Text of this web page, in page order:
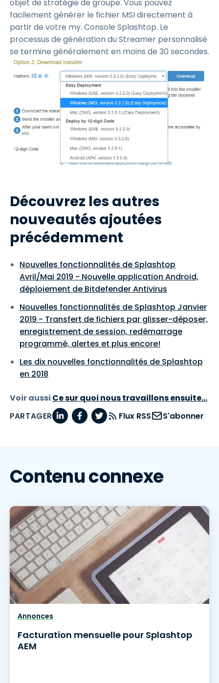
objet de stratégie de groupe. Vous pouvez
facilement générer le fichier MSI directement à
partir de votre my. Console Splashtop. Le
processus de génération du Streamer personnalisé
se termine généralement en moins de 30 secondes.
Découvrez les autres
nouveautés ajoutées
précédemment
Nouvelles fonctionnalités de Splashtop
Avril/Mai 2019 - Nouvelle application Android,
déploiement de Bitdefender Antivirus
Nouvelles fonctionnalités de Splashtop Janvier
2019 - Transfert de fichiers par glisser-déposer,
enregistrement de session, redémarrage
programmé, alertes et plus encore!
Les dix nouvelles fonctionnalités de Splashtop
en 2018
Voir aussi Ce sur quoi nous travaillons ensuite...
PARTAGER
Flux RSS S'abonner
Contenu connexe
Annonces
Facturation mensuelle pour Splashtop
AEM